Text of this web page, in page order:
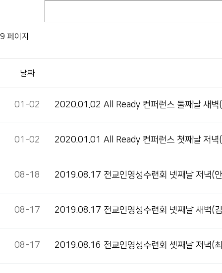
9 페이지
날짜
01-02 2020.01.02 All Ready 컨퍼런스 둘째날 새벽
01-02 2020.01.01 All Ready 컨퍼런스 첫째날 저녁
08-18 2019.08.17 전교인영성수련회 넷째날 저녁(
08-17 2019.08.17 전교인영성수련회 넷째날 새벽(
08-17 2019.08.16 전교인영성수련회 셋째날 저녁(